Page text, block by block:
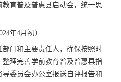
育普及普惠县启动会，统一思
年4月初）
部门和主要责任人，确保按照时
理完善学前教育普及普惠县指
委员会办公室报送自评报告和